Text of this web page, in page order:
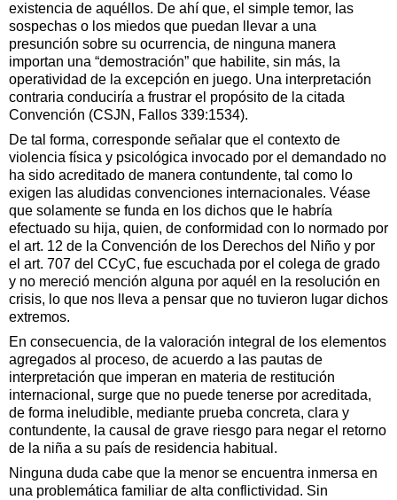
existencia de aquéllos. De ahí que, el simple temor, las
sospechas o los miedos que puedan llevar a una
presunción sobre su ocurrencia, de ninguna manera
importan una “demostración” que habilite, sin más, la
operatividad de la excepción en juego. Una interpretación
contraria conduciría a frustrar el propósito de la citada
Convención (CSJN, Fallos 339:1534).
De tal forma, corresponde señalar que el contexto de
violencia física y psicológica invocado por el demandado no
ha sido acreditado de manera contundente, tal como lo
exigen las aludidas convenciones internacionales. Véase
que solamente se funda en los dichos que le habría
efectuado su hija, quien, de conformidad con lo normado por
el art. 12 de la Convención de los Derechos del Niño y por
el art. 707 del CCyC, fue escuchada por el colega de grado
y no mereció mención alguna por aquél en la resolución en
crisis, lo que nos lleva a pensar que no tuvieron lugar dichos
extremos.
En consecuencia, de la valoración integral de los elementos
agregados al proceso, de acuerdo a las pautas de
interpretación que imperan en materia de restitución
internacional, surge que no puede tenerse por acreditada,
de forma ineludible, mediante prueba concreta, clara y
contundente, la causal de grave riesgo para negar el retorno
de la niña a su país de residencia habitual.
Ninguna duda cabe que la menor se encuentra inmersa en
una problemática familiar de alta conflictividad. Sin